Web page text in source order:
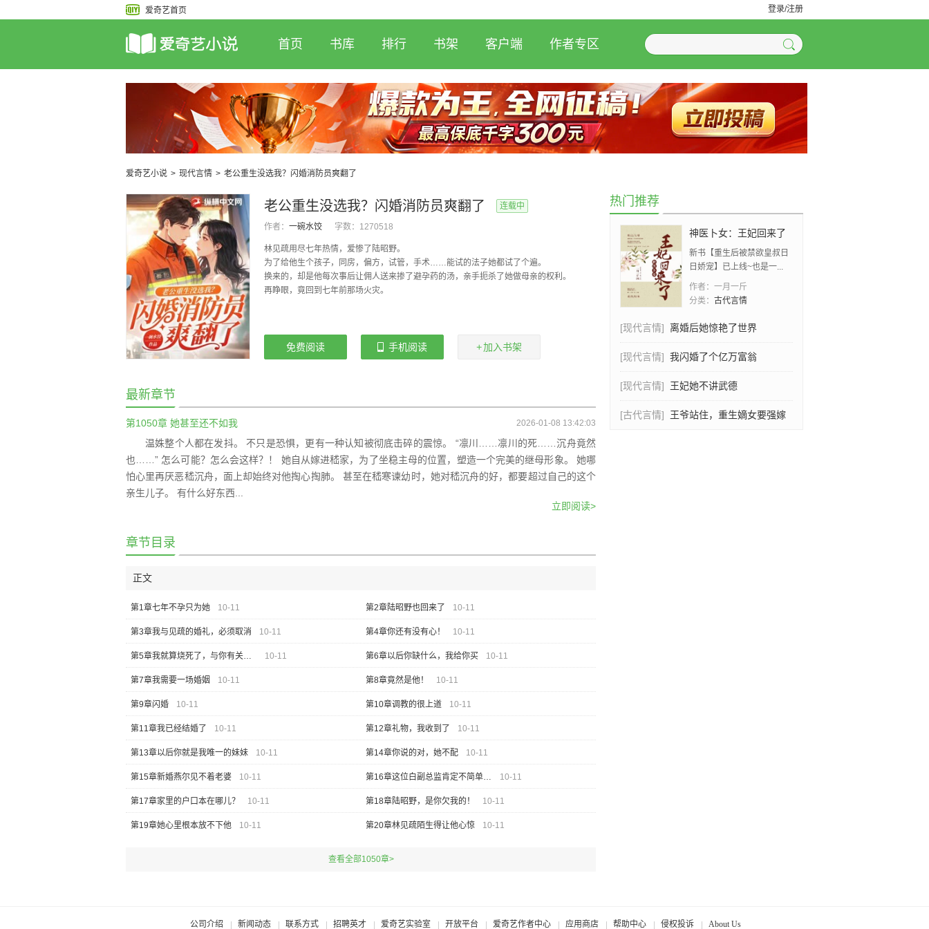
爱奇艺首页 登录/注册
首页 书库 排行 书架 客户端 作者专区
爱奇艺小说 > 现代言情 > 老公重生没选我？闪婚消防员爽翻了
老公重生没选我？闪婚消防员爽翻了 连载中
作者： 一碗水饺 字数： 1270518
林见疏用尽七年热情，爱惨了陆昭野。
为了给他生个孩子，同房，偏方，试管，手术……能试的法子她都试了个遍。
换来的，却是他每次事后让佣人送来掺了避孕药的汤，亲手扼杀了她做母亲的权利。
再睁眼，竟回到七年前那场火灾。
免费阅读 手机阅读 加入书架
最新章节
2026-01-08 13:42:03
第1050章 她甚至还不如我
温姝整个人都在发抖。 不只是恐惧，更有一种认知被彻底击碎的震惊。 “凛川……凛川的死……沉舟竟然
也……” 怎么可能？怎么会这样？！ 她自从嫁进嵇家，为了坐稳主母的位置，塑造一个完美的继母形象。 她哪
怕心里再厌恶嵇沉舟，面上却始终对他掏心掏肺。 甚至在嵇寒谏幼时，她对嵇沉舟的好，都要超过自己的这个
亲生儿子。 有什么好东西...
立即阅读>
章节目录
正文
第1章七年不孕只为她 10-11 第2章陆昭野也回来了 10-11
第3章我与见疏的婚礼，必须取消 10-11 第4章你还有没有心！ 10-11
第5章我就算烧死了，与你有关吗？ 10-11 第6章以后你缺什么，我给你买 10-11
第7章我需要一场婚姻 10-11 第8章竟然是他！ 10-11
第9章闪婚 10-11 第10章调教的很上道 10-11
第11章我已经结婚了 10-11 第12章礼物，我收到了 10-11
第13章以后你就是我唯一的妹妹 10-11 第14章你说的对，她不配 10-11
第15章新婚燕尔见不着老婆 10-11 第16章这位白副总监肯定不简单吧？ 10-11
第17章家里的户口本在哪儿？ 10-11 第18章陆昭野，是你欠我的！ 10-11
第19章她心里根本放不下他 10-11 第20章林见疏陌生得让他心惊 10-11
查看全部1050章>
热门推荐
神医卜女：王妃回来了
新书【重生后被禁欲皇叔日
日娇宠】已上线~也是一...
作者： 一月一斤
分类： 古代言情
[现代言情] 离婚后她惊艳了世界
[现代言情] 我闪婚了个亿万富翁
[现代言情] 王妃她不讲武德
[古代言情] 王爷站住，重生嫡女要强嫁
公司介绍 新闻动态 联系方式 招聘英才 爱奇艺实验室 开放平台 爱奇艺作者中心 应用商店 帮助中心 侵权投诉 About Us